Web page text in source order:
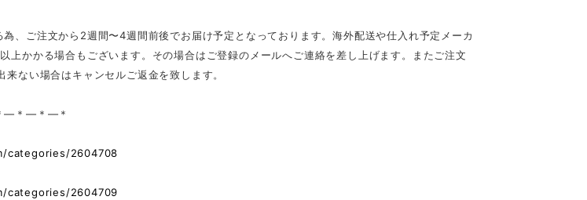
、ご注文から2週間〜4週間前後でお届け予定となっております。海外配送や仕入れ予定メーカ
上かかる場合もございます。その場合はご登録のメールへご連絡を差し上げます。またご注文
ない場合はキャンセルご返金を致します。
＊—＊—＊
categories/2604708
categories/2604709